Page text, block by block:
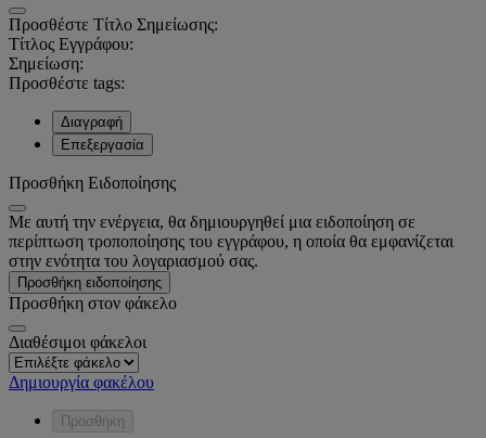
Προσθέστε Τίτλο Σημείωσης:
Τίτλος Εγγράφου:
Σημείωση:
Προσθέστε tags:
Διαγραφή
Επεξεργασία
Προσθήκη Ειδοποίησης
Με αυτή την ενέργεια, θα δημιουργηθεί μια ειδοποίηση σε
περίπτωση τροποποίησης του εγγράφου, η οποία θα εμφανίζεται
στην ενότητα του λογαριασμού σας.
Προσθήκη ειδοποίησης
Προσθήκη στον φάκελο
Διαθέσιμοι φάκελοι
Δημιουργία φακέλου
Προσθήκη